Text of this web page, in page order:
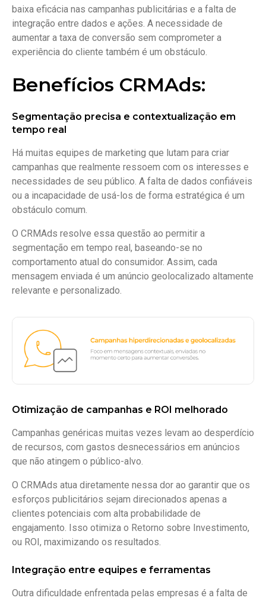
baixa eficácia nas campanhas publicitárias e a falta de
integração entre dados e ações. A necessidade de
aumentar a taxa de conversão sem comprometer a
experiência do cliente também é um obstáculo.
Benefícios CRMAds:
Segmentação precisa e contextualização em
tempo real
Há muitas equipes de marketing que lutam para criar
campanhas que realmente ressoem com os interesses e
necessidades de seu público. A falta de dados confiáveis
ou a incapacidade de usá-los de forma estratégica é um
obstáculo comum.
O CRMAds resolve essa questão ao permitir a
segmentação em tempo real, baseando-se no
comportamento atual do consumidor. Assim, cada
mensagem enviada é um anúncio geolocalizado altamente
relevante e personalizado.
Otimização de campanhas e ROI melhorado
Campanhas genéricas muitas vezes levam ao desperdício
de recursos, com gastos desnecessários em anúncios
que não atingem o público-alvo.
O CRMAds atua diretamente nessa dor ao garantir que os
esforços publicitários sejam direcionados apenas a
clientes potenciais com alta probabilidade de
engajamento. Isso otimiza o Retorno sobre Investimento,
ou ROI, maximizando os resultados.
Integração entre equipes e ferramentas
Outra dificuldade enfrentada pelas empresas é a falta de